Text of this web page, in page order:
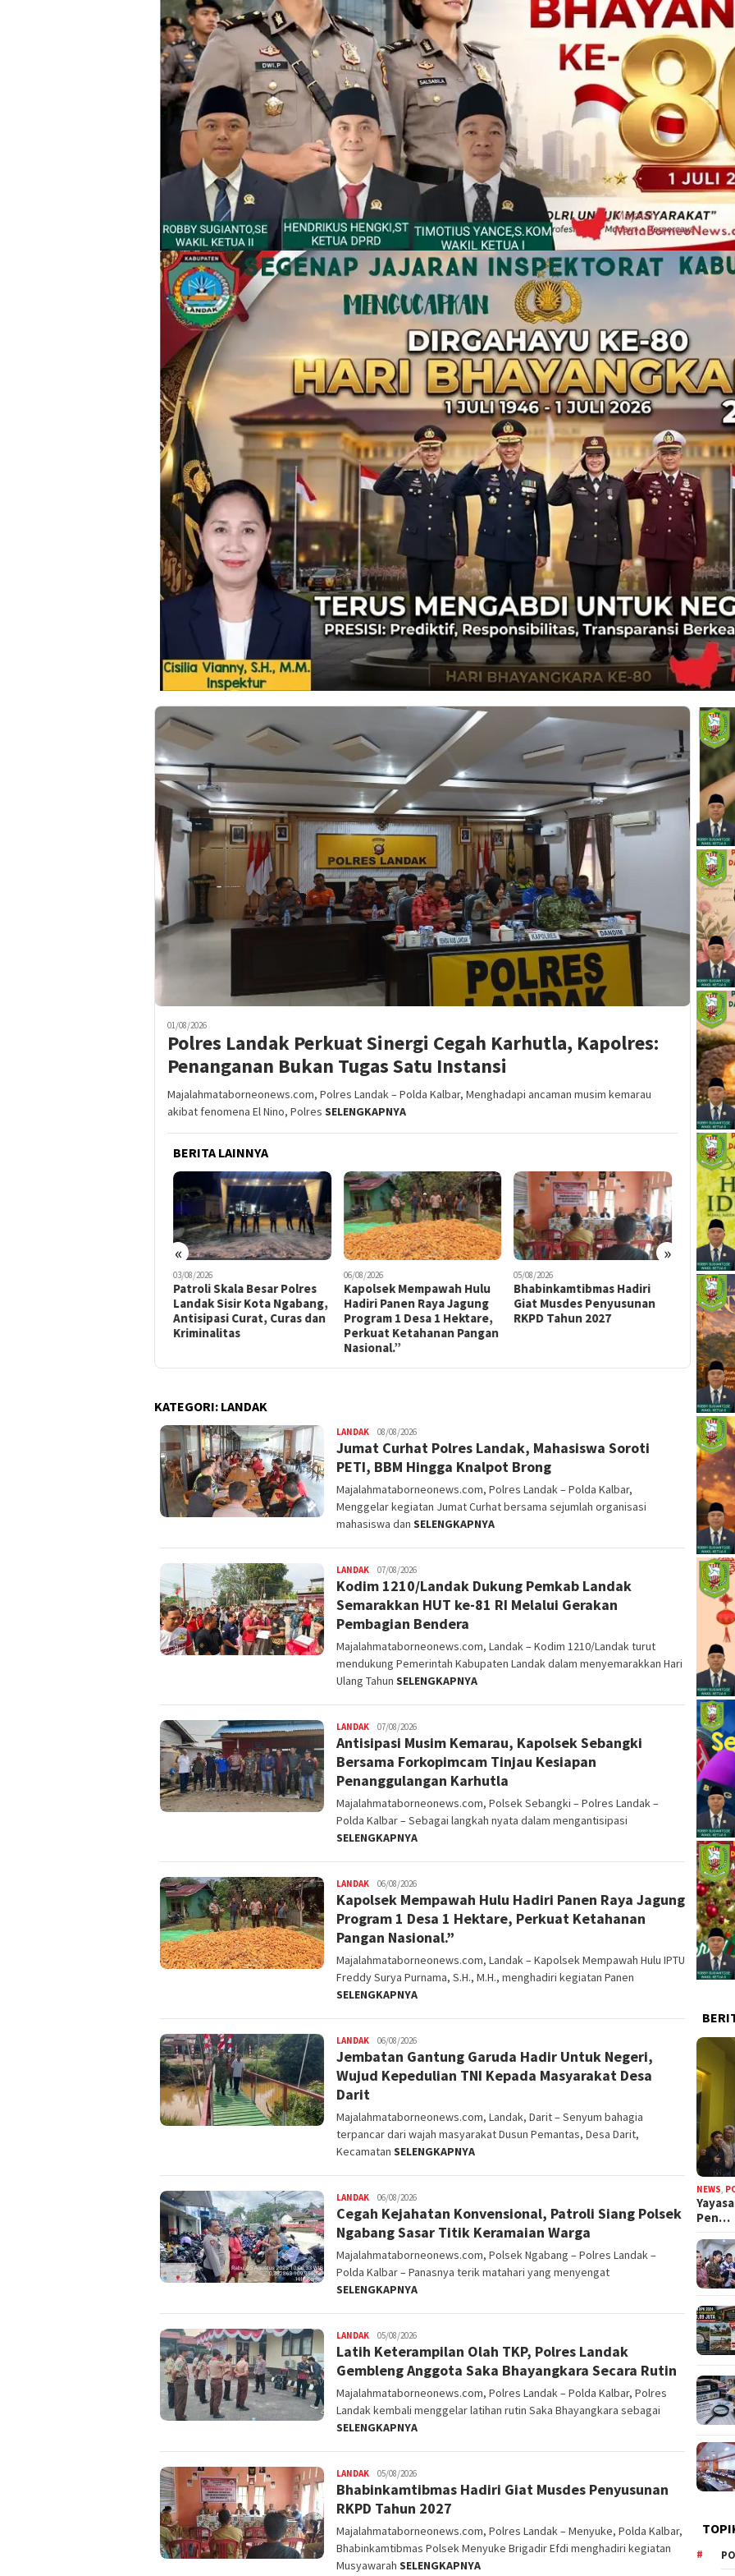
01/08/2026
Polres Landak Perkuat Sinergi Cegah Karhutla, Kapolres:
Penanganan Bukan Tugas Satu Instansi
Majalahmataborneonews.com, Polres Landak – Polda Kalbar, Menghadapi ancaman musim kemarau
akibat fenomena El Nino, Polres SELENGKAPNYA
BERITA LAINNYA
« »
03/08/2026
Patroli Skala Besar Polres
Landak Sisir Kota Ngabang,
Antisipasi Curat, Curas dan
Kriminalitas
06/08/2026
Kapolsek Mempawah Hulu
Hadiri Panen Raya Jagung
Program 1 Desa 1 Hektare,
Perkuat Ketahanan Pangan
Nasional.”
05/08/2026
Bhabinkamtibmas Hadiri
Giat Musdes Penyusunan
RKPD Tahun 2027
04/08/2026
BEST
Dalam
Bauksit
KATEGORI: LANDAK
LANDAK alvinrpk75
rifangga
08/08/2026
Jumat Curhat Polres Landak, Mahasiswa Soroti
PETI, BBM Hingga Knalpot Brong
Majalahmataborneonews.com, Polres Landak – Polda Kalbar,
Menggelar kegiatan Jumat Curhat bersama sejumlah organisasi
mahasiswa dan SELENGKAPNYA
LANDAK alvinrpk75
rifangga
07/08/2026
Kodim 1210/Landak Dukung Pemkab Landak
Semarakkan HUT ke-81 RI Melalui Gerakan
Pembagian Bendera
Majalahmataborneonews.com, Landak – Kodim 1210/Landak turut
mendukung Pemerintah Kabupaten Landak dalam menyemarakkan Hari
Ulang Tahun SELENGKAPNYA
LANDAK alvinrpk75
rifangga
07/08/2026
Antisipasi Musim Kemarau, Kapolsek Sebangki
Bersama Forkopimcam Tinjau Kesiapan
Penanggulangan Karhutla
Majalahmataborneonews.com, Polsek Sebangki – Polres Landak –
Polda Kalbar – Sebagai langkah nyata dalam mengantisipasi
SELENGKAPNYA
LANDAK alvinrpk75
rifangga
06/08/2026
Kapolsek Mempawah Hulu Hadiri Panen Raya Jagung
Program 1 Desa 1 Hektare, Perkuat Ketahanan
Pangan Nasional.”
Majalahmataborneonews.com, Landak – Kapolsek Mempawah Hulu IPTU
Freddy Surya Purnama, S.H., M.H., menghadiri kegiatan Panen
SELENGKAPNYA
LANDAK alvinrpk75
rifangga
06/08/2026
Jembatan Gantung Garuda Hadir Untuk Negeri,
Wujud Kepedulian TNI Kepada Masyarakat Desa
Darit
Majalahmataborneonews.com, Landak, Darit – Senyum bahagia
terpancar dari wajah masyarakat Dusun Pemantas, Desa Darit,
Kecamatan SELENGKAPNYA
LANDAK alvinrpk75
rifangga
06/08/2026
Cegah Kejahatan Konvensional, Patroli Siang Polsek
Ngabang Sasar Titik Keramaian Warga
Majalahmataborneonews.com, Polsek Ngabang – Polres Landak –
Polda Kalbar – Panasnya terik matahari yang menyengat
SELENGKAPNYA
LANDAK alvinrpk75
rifangga
05/08/2026
Latih Keterampilan Olah TKP, Polres Landak
Gembleng Anggota Saka Bhayangkara Secara Rutin
Majalahmataborneonews.com, Polres Landak – Polda Kalbar, Polres
Landak kembali menggelar latihan rutin Saka Bhayangkara sebagai
SELENGKAPNYA
LANDAK alvinrpk75
rifangga
05/08/2026
Bhabinkamtibmas Hadiri Giat Musdes Penyusunan
RKPD Tahun 2027
Majalahmataborneonews.com, Polres Landak – Menyuke, Polda Kalbar,
Bhabinkamtibmas Polsek Menyuke Brigadir Efdi menghadiri kegiatan
Musyawarah SELENGKAPNYA
NEWS
Pen…